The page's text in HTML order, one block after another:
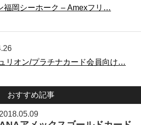
福岡シーホーク – Amexフリ…
リオン/プラチナカード会員向け…
おすすめ記事
2018.05.09